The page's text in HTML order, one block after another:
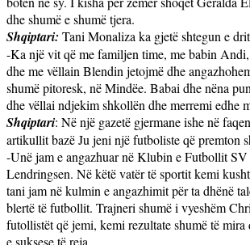
dhe shumë e shumë tjera.
Shqiptari: Tani Monaliza ka gjetë shtegun e
-Ka një vit që me familjen time, me babin
dhe me vëllain Blendin jetojmë dhe
shumë pitoresk, në Mindëe. Babai dhe nëna
dhe vëllai ndjekim shkollën dhe merremi edhe
Shqiptari: Në një gazetë gjermane ishe në
artikullit bazë Ju jeni një futboliste që premton
-Unë jam e angazhuar në Klubin e Futbollit SV
Lendringsen. Në këtë vatër të sportit kemi
tani jam në kulmin e angazhimit për ta dhënë
blertë të futbollit. Trajneri shumë i vyeshëm
futollistët që jemi, kemi rezultate shumë të mira
e suksese të reja…